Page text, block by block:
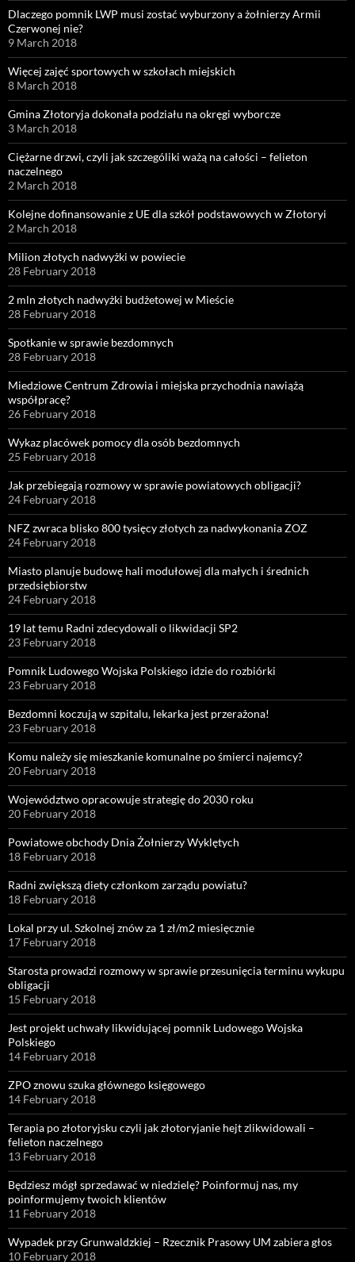
Dlaczego pomnik LWP musi zostać wyburzony a żołnierzy Armii
Czerwonej nie?
9 March 2018
Więcej zajęć sportowych w szkołach miejskich
8 March 2018
Gmina Złotoryja dokonała podziału na okręgi wyborcze
3 March 2018
Ciężarne drzwi, czyli jak szczególiki ważą na całości – felieton
naczelnego
2 March 2018
Kolejne dofinansowanie z UE dla szkół podstawowych w Złotoryi
2 March 2018
Milion złotych nadwyżki w powiecie
28 February 2018
2 mln złotych nadwyżki budżetowej w Mieście
28 February 2018
Spotkanie w sprawie bezdomnych
28 February 2018
Miedziowe Centrum Zdrowia i miejska przychodnia nawiążą
współpracę?
26 February 2018
Wykaz placówek pomocy dla osób bezdomnych
25 February 2018
Jak przebiegają rozmowy w sprawie powiatowych obligacji?
24 February 2018
NFZ zwraca blisko 800 tysięcy złotych za nadwykonania ZOZ
24 February 2018
Miasto planuje budowę hali modułowej dla małych i średnich
przedsiębiorstw
24 February 2018
19 lat temu Radni zdecydowali o likwidacji SP2
23 February 2018
Pomnik Ludowego Wojska Polskiego idzie do rozbiórki
23 February 2018
Bezdomni koczują w szpitalu, lekarka jest przerażona!
23 February 2018
Komu należy się mieszkanie komunalne po śmierci najemcy?
20 February 2018
Województwo opracowuje strategię do 2030 roku
20 February 2018
Powiatowe obchody Dnia Żołnierzy Wyklętych
18 February 2018
Radni zwiększą diety członkom zarządu powiatu?
18 February 2018
Lokal przy ul. Szkolnej znów za 1 zł/m2 miesięcznie
17 February 2018
Starosta prowadzi rozmowy w sprawie przesunięcia terminu wykupu
obligacji
15 February 2018
Jest projekt uchwały likwidującej pomnik Ludowego Wojska
Polskiego
14 February 2018
ZPO znowu szuka głównego księgowego
14 February 2018
Terapia po złotoryjsku czyli jak złotoryjanie hejt zlikwidowali –
felieton naczelnego
13 February 2018
Będziesz mógł sprzedawać w niedzielę? Poinformuj nas, my
poinformujemy twoich klientów
11 February 2018
Wypadek przy Grunwaldzkiej – Rzecznik Prasowy UM zabiera głos
10 February 2018